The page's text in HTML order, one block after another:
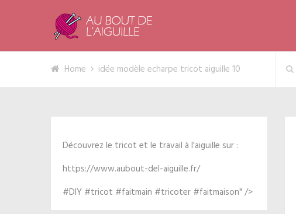
Home idée modèle echarpe tricot aiguille 10
Découvrez le tricot et le travail à l'aiguille sur :
https://www.aubout-del-aiguille.fr/
#DIY #tricot #faitmain #tricoter #faitmaison" />